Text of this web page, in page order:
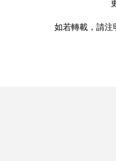
如若轉載，請